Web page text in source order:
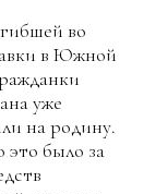
во
в Южной
уже
на родину.
это было за